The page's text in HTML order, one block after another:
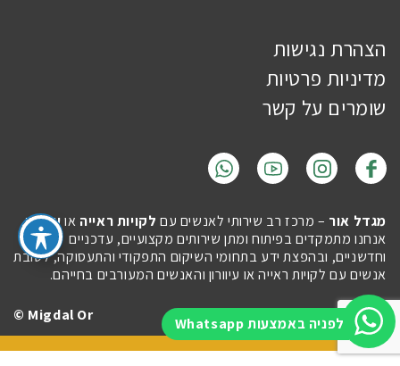
לפניה באמצעות Whatsapp
הצהרת נגישות
מדיניות פרטיות
שומרים על קשר
מגדל אור – מרכז רב שירותי לאנשים עם לקויות ראייה אועיוורון.
אנחנו מתמקדים בפיתוח ומתן שירותים מקצועיים, עדכניים
וחדשניים, ובהפצת ידע בתחומי השיקום התפקודי והתעסוקה, לטובת
אנשים עם לקויות ראייה או עיוורון והאנשים המעורבים בחייהם.
Imaginet
Migdal Or ©